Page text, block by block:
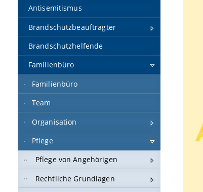
Antisemitismus
Brandschutzbeauftragter
Brandschutzhelfende
Familienbüro
Familienbüro
Team
Organisation
Pflege
Pflege von Angehörigen
Rechtliche Grundlagen